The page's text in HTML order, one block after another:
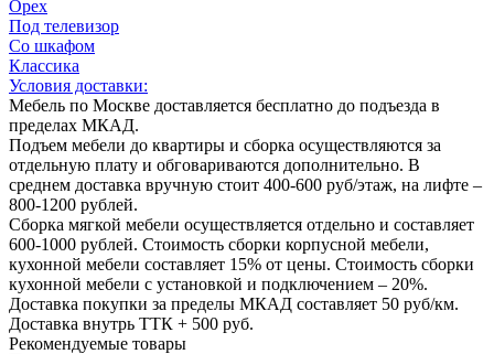
Орех
Под телевизор
Со шкафом
Классика
Условия доставки:
Мебель по Москве доставляется бесплатно до подъезда в
пределах МКАД.
Подъем мебели до квартиры и сборка осуществляются за
отдельную плату и обговариваются дополнительно. В
среднем доставка вручную стоит 400-600 руб/этаж, на лифте –
800-1200 рублей.
Сборка мягкой мебели осуществляется отдельно и составляет
600-1000 рублей. Стоимость сборки корпусной мебели,
кухонной мебели составляет 15% от цены. Стоимость сборки
кухонной мебели с установкой и подключением – 20%.
Доставка покупки за пределы МКАД составляет 50 руб/км.
Доставка внутрь ТТК + 500 руб.
Рекомендуемые товары